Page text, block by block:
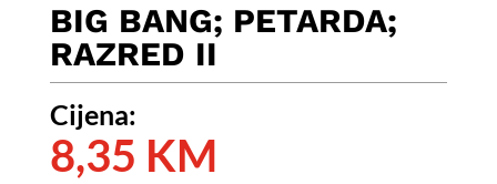
BIG BANG; PETARDA;
RAZRED II
Cijena:
8,35 KM